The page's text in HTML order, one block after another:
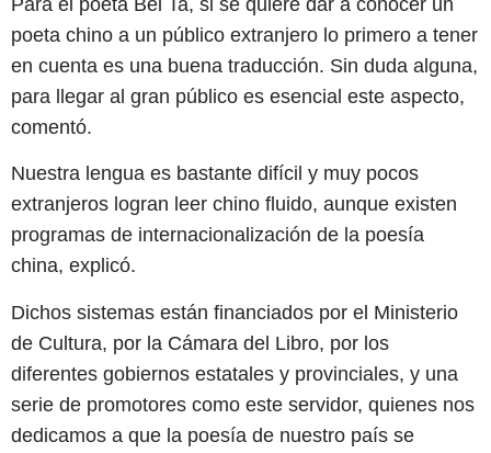
Para el poeta Bei Ta, si se quiere dar a conocer un
poeta chino a un público extranjero lo primero a tener
en cuenta es una buena traducción. Sin duda alguna,
para llegar al gran público es esencial este aspecto,
comentó.
Nuestra lengua es bastante difícil y muy pocos
extranjeros logran leer chino fluido, aunque existen
programas de internacionalización de la poesía
china, explicó.
Dichos sistemas están financiados por el Ministerio
de Cultura, por la Cámara del Libro, por los
diferentes gobiernos estatales y provinciales, y una
serie de promotores como este servidor, quienes nos
dedicamos a que la poesía de nuestro país se